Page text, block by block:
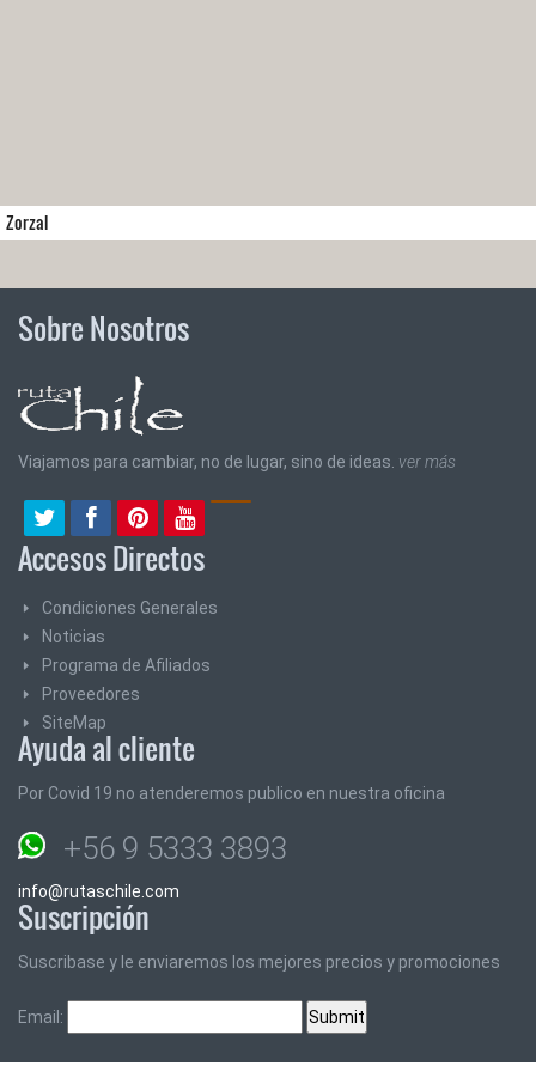
Zorzal
Sobre Nosotros
Viajamos para cambiar, no de lugar, sino de ideas. ver más
Accesos Directos
Condiciones Generales
Noticias
Programa de Afiliados
Proveedores
SiteMap
Ayuda al cliente
Por Covid 19 no atenderemos publico en nuestra oficina
+56 9 5333 3893
info@rutaschile.com
Suscripción
Suscribase y le enviaremos los mejores precios y promociones
Email: